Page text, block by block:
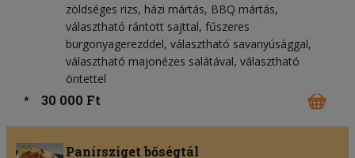
zöldséges rizs, házi mártás, BBQ mártás,
választható rántott sajttal, fűszeres
burgonyagerezddel, választható savanyúsággal,
választható majonézes salátával, választható
öntettel
*
30 000 Ft
Panírsziget bőségtál